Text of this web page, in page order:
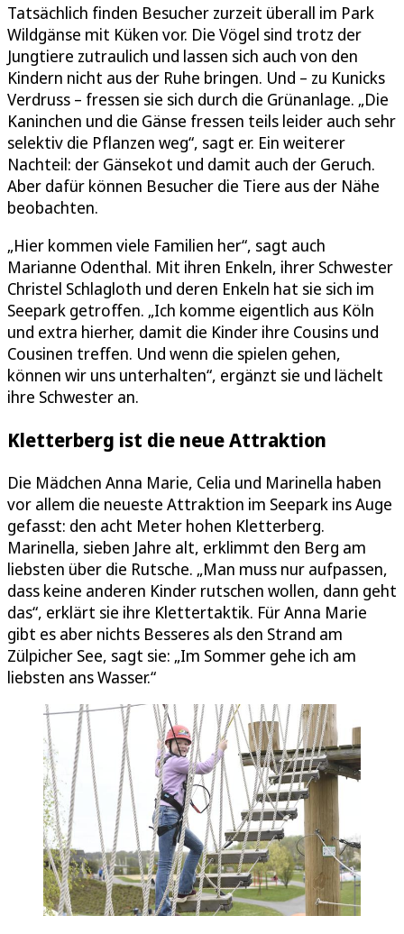
Tatsächlich finden Besucher zurzeit überall im Park
Wildgänse mit Küken vor. Die Vögel sind trotz der
Jungtiere zutraulich und lassen sich auch von den
Kindern nicht aus der Ruhe bringen. Und – zu Kunicks
Verdruss – fressen sie sich durch die Grünanlage. „Die
Kaninchen und die Gänse fressen teils leider auch sehr
selektiv die Pflanzen weg“, sagt er. Ein weiterer
Nachteil: der Gänsekot und damit auch der Geruch.
Aber dafür können Besucher die Tiere aus der Nähe
beobachten.
„Hier kommen viele Familien her“, sagt auch
Marianne Odenthal. Mit ihren Enkeln, ihrer Schwester
Christel Schlagloth und deren Enkeln hat sie sich im
Seepark getroffen. „Ich komme eigentlich aus Köln
und extra hierher, damit die Kinder ihre Cousins und
Cousinen treffen. Und wenn die spielen gehen,
können wir uns unterhalten“, ergänzt sie und lächelt
ihre Schwester an.
Kletterberg ist die neue Attraktion
Die Mädchen Anna Marie, Celia und Marinella haben
vor allem die neueste Attraktion im Seepark ins Auge
gefasst: den acht Meter hohen Kletterberg.
Marinella, sieben Jahre alt, erklimmt den Berg am
liebsten über die Rutsche. „Man muss nur aufpassen,
dass keine anderen Kinder rutschen wollen, dann geht
das“, erklärt sie ihre Klettertaktik. Für Anna Marie
gibt es aber nichts Besseres als den Strand am
Zülpicher See, sagt sie: „Im Sommer gehe ich am
liebsten ans Wasser.“